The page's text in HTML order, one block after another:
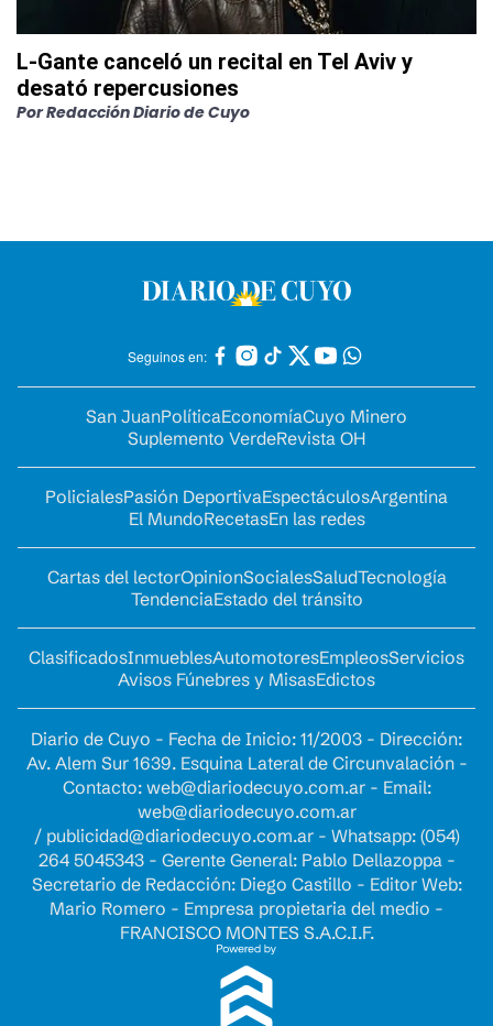
L-Gante canceló un recital en Tel Aviv y
desató repercusiones
PorRedacción Diario de Cuyo
Seguinos en:
San JuanPolíticaEconomíaCuyo Minero
Suplemento VerdeRevista OH
PolicialesPasión DeportivaEspectáculosArgentina
El MundoRecetasEn las redes
Cartas del lectorOpinionSocialesSaludTecnología
TendenciaEstado del tránsito
ClasificadosInmueblesAutomotoresEmpleosServicios
Avisos Fúnebres y MisasEdictos
Diario de Cuyo - Fecha de Inicio: 11/2003 - Dirección:
Av. Alem Sur 1639. Esquina Lateral de Circunvalación -
Contacto: web@diariodecuyo.com.ar- Email:
web@diariodecuyo.com.ar
/ publicidad@diariodecuyo.com.ar- Whatsapp: (054)
264 5045343 - Gerente General: Pablo Dellazoppa -
Secretario de Redacción: Diego Castillo - Editor Web:
Mario Romero - Empresa propietaria del medio -
FRANCISCO MONTES S.A.C.I.F.